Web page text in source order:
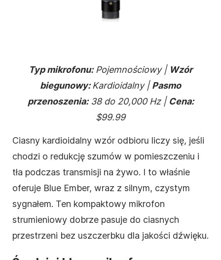
Typ mikrofonu:Pojemnościowy | Wzór
biegunowy:Kardioidalny | Pasmo
przenoszenia:38 do 20,000 Hz | Cena:
$99.99
Ciasny kardioidalny wzór odbioru liczy się, jeśli
chodzi o redukcję szumów w pomieszczeniu i
tła podczas transmisji na żywo. I to właśnie
oferuje Blue Ember, wraz z silnym, czystym
sygnałem. Ten kompaktowy mikrofon
strumieniowy dobrze pasuje do ciasnych
przestrzeni bez uszczerbku dla jakości dźwięku.